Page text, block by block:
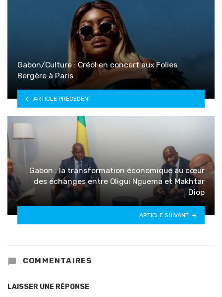
Gabon/Culture : Créol en concert aux Folies
Bergère à Paris
ARTICLE PRÉCÉDENT
Gabon : la transformation économique au cœur
des échanges entre Oligui Nguema et Makhtar
Diop
ARTICLE SUIVANT
COMMENTAIRES
LAISSER UNE RÉPONSE